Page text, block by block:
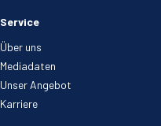
Service
Über uns
Mediadaten
Unser Angebot
Karriere